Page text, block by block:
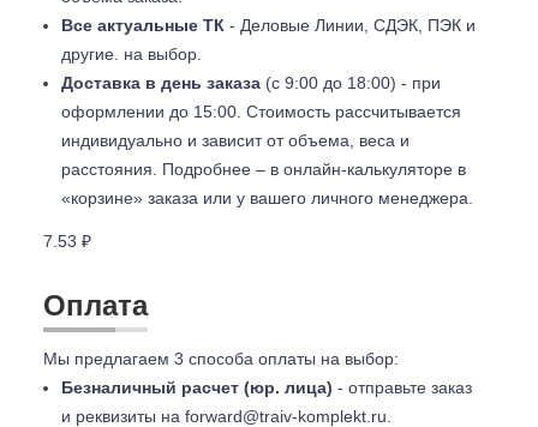
Все актуальные ТК - Деловые Линии, СДЭК, ПЭК и
другие. на выбор.
Доставка в день заказа (с 9:00 до 18:00) - при
оформлении до 15:00. Стоимость рассчитывается
индивидуально и зависит от объема, веса и
расстояния. Подробнее – в онлайн-калькуляторе в
«корзине» заказа или у вашего личного менеджера.
7.53 ₽
Оплата
Мы предлагаем 3 способа оплаты на выбор:
Безналичный расчет (юр. лица) - отправьте заказ
и реквизиты на forward@traiv-komplekt.ru